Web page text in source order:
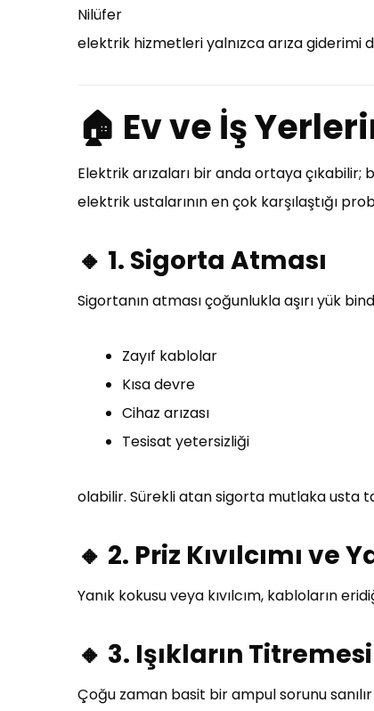
Nilüfer
elektrik hizmetleri yalnızca arıza giderimi
🏠 Ev ve İş
Elektrik arızaları bir anda ortaya
elektrik ustalarının en çok karşılaştığı
🔸 1. Sigorta Atması
Sigortanın atması çoğunlukla aşırı yük
Zayıf kablolar
Kısa devre
Cihaz arızası
Tesisat yetersizliği
olabilir. Sürekli atan sigorta mutlaka usta
🔸 2. Priz Kıvılcımı ve
Yanık kokusu veya kıvılcım, kabloların
🔸 3. Işıkların Titremesi
Çoğu zaman basit bir ampul sorunu